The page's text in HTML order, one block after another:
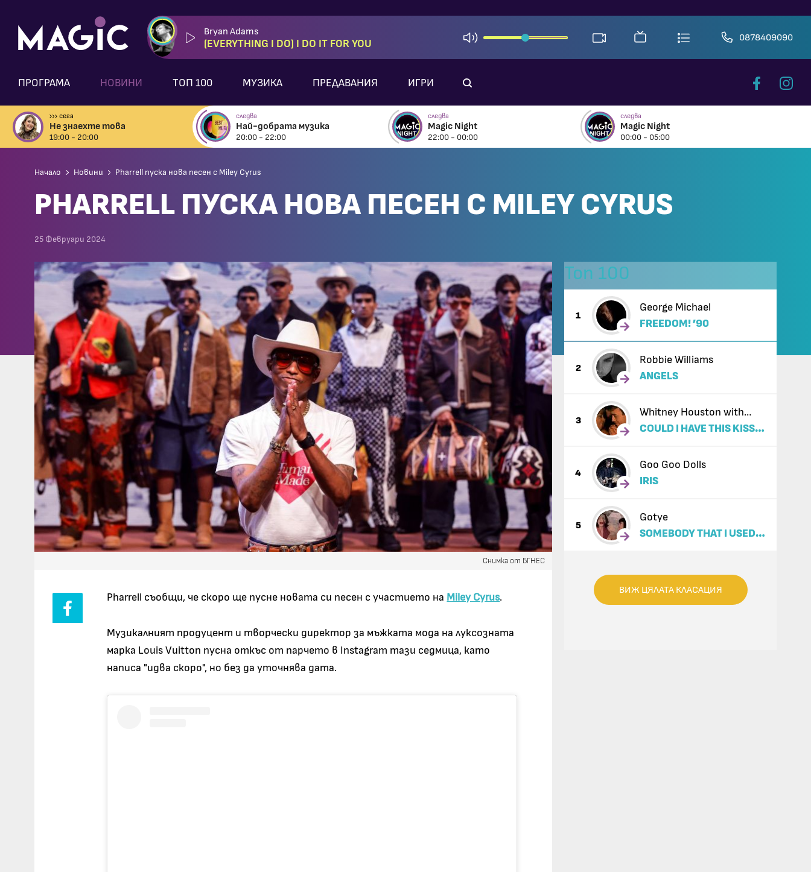
Bryan Adams
(EVERYTHING I DO) I DO IT FOR YOU
0878409090
ПРОГРАМА НОВИНИ ТОП 100 МУЗИКА ПРЕДАВАНИЯ ИГРИ
сега
Не знаехте това
19:00 - 20:00
следва
Най-добрата музика
20:00 - 22:00
следва
Magic Night
22:00 - 00:00
следва
Magic Night
00:00 - 05:00
Начало Новини Pharrell пуска нова песен с Miley Cyrus
PHARRELL ПУСКА НОВА ПЕСЕН С MILEY CYRUS
25 Февруари 2024
Снимка от БГНЕС
Pharrell съобщи, че скоро ще пусне новата си песен с участието на Miley Cyrus.
Музикалният продуцент и творчески директор за мъжката мода на луксозната
марка Louis Vuitton пусна откъс от парчето в Instagram тази седмица, като
написа "идва скоро", но без да уточнява дата.
Топ 100
1
George Michael
FREEDOM! ’90
2
Robbie Williams
ANGELS
3
Whitney Houston with
Enrique Iglesias
COULD I HAVE THIS KISS
4
Goo Goo Dolls
IRIS
5
Gotye
SOMEBODY THAT I USED
ВИЖ ЦЯЛАТА КЛАСАЦИЯ